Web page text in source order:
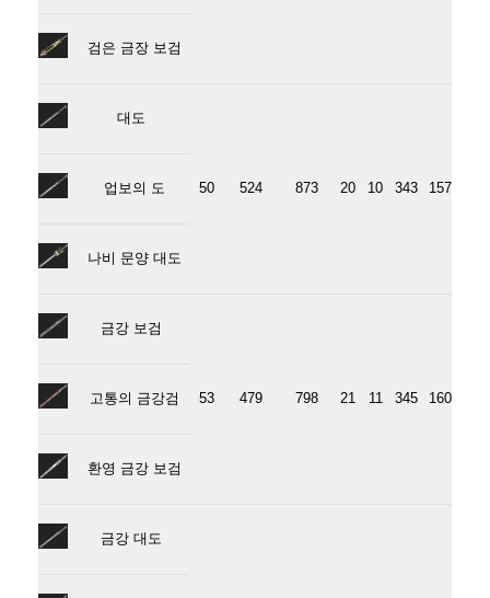
검은 금장 보검
대도
50 524 873 20 10 343 157
업보의 도
나비 문양 대도
금강 보검
53 479 798 21 11 345 160
고통의 금강검
환영 금강 보검
금강 대도